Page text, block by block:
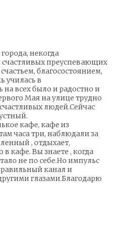
некогда
преуспевающих
благосостоянием,
училась в
на всех было и радостно и
Мая на улице трудно
людей.Сейчас
кафе, кафе из
часа три, наблюдали за
, отдыхает,
кафе. Вы знаете , когда
не по себе.Но импульс
канал и
глазами.Благодарю